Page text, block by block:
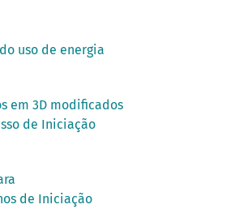
uso de energia
em 3D modificados
de Iniciação
de Iniciação